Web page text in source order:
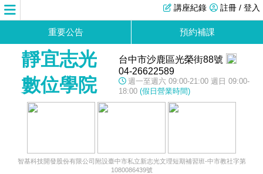
註冊 / 登入
講座紀錄
重要公告 預約補課
靜宜志光
數位學院
台中市沙鹿區光榮街88號
04-26622589
週一至週六 09:00-21:00 週日 09:00-
18:00 (假日營業時間)
智基科技開發股份有限公司附設臺中市私立新志光文理短期補習班-中市教社字第
1080086439號